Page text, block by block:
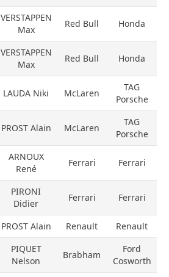
VERSTAPPEN
Max
Red Bull Honda
VERSTAPPEN
Max
Red Bull Honda
LAUDA Niki McLaren
TAG
Porsche
PROST Alain McLaren
TAG
Porsche
ARNOUX
René
Ferrari Ferrari
PIRONI
Didier
Ferrari Ferrari
PROST Alain Renault Renault
PIQUET
Nelson
Brabham
Ford
Cosworth